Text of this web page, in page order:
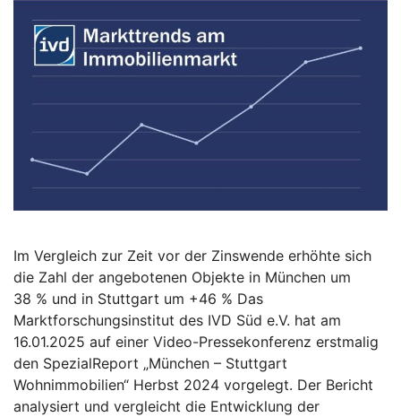
Im Vergleich zur Zeit vor der Zinswende erhöhte sich
die Zahl der angebotenen Objekte in München um
38 % und in Stuttgart um +46 % Das
Marktforschungsinstitut des IVD Süd e.V. hat am
16.01.2025 auf einer Video-Pressekonferenz erstmalig
den SpezialReport „München – Stuttgart
Wohnimmobilien“ Herbst 2024 vorgelegt. Der Bericht
analysiert und vergleicht die Entwicklung der